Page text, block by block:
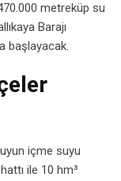
metreküp su
Barajı
başlayacak.
içme suyu
ile 10 hm³